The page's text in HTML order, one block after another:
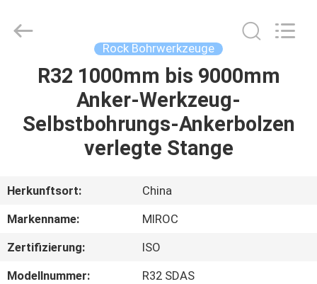
HAUS
PRODUKTE
UNS
AUSFLUG
Rock Bohrwerkzeuge
R32 1000mm bis 9000mm
Anker-Werkzeug-
Selbstbohrungs-Ankerbolzen
verlegte Stange
Herkunftsort:
China
Markenname:
MIROC
Zertifizierung:
ISO
Modellnummer:
R32 SDAS